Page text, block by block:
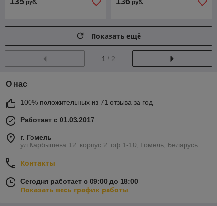
руб. руб.
Показать ещё
1 / 2
О нас
100% положительных из 71 отзыва за год
Работает с 01.03.2017
г. Гомель
ул Карбышева 12, корпус 2, оф.1-10, Гомель, Беларусь
Контакты
Сегодня работает с 09:00 до 18:00
Показать весь график работы